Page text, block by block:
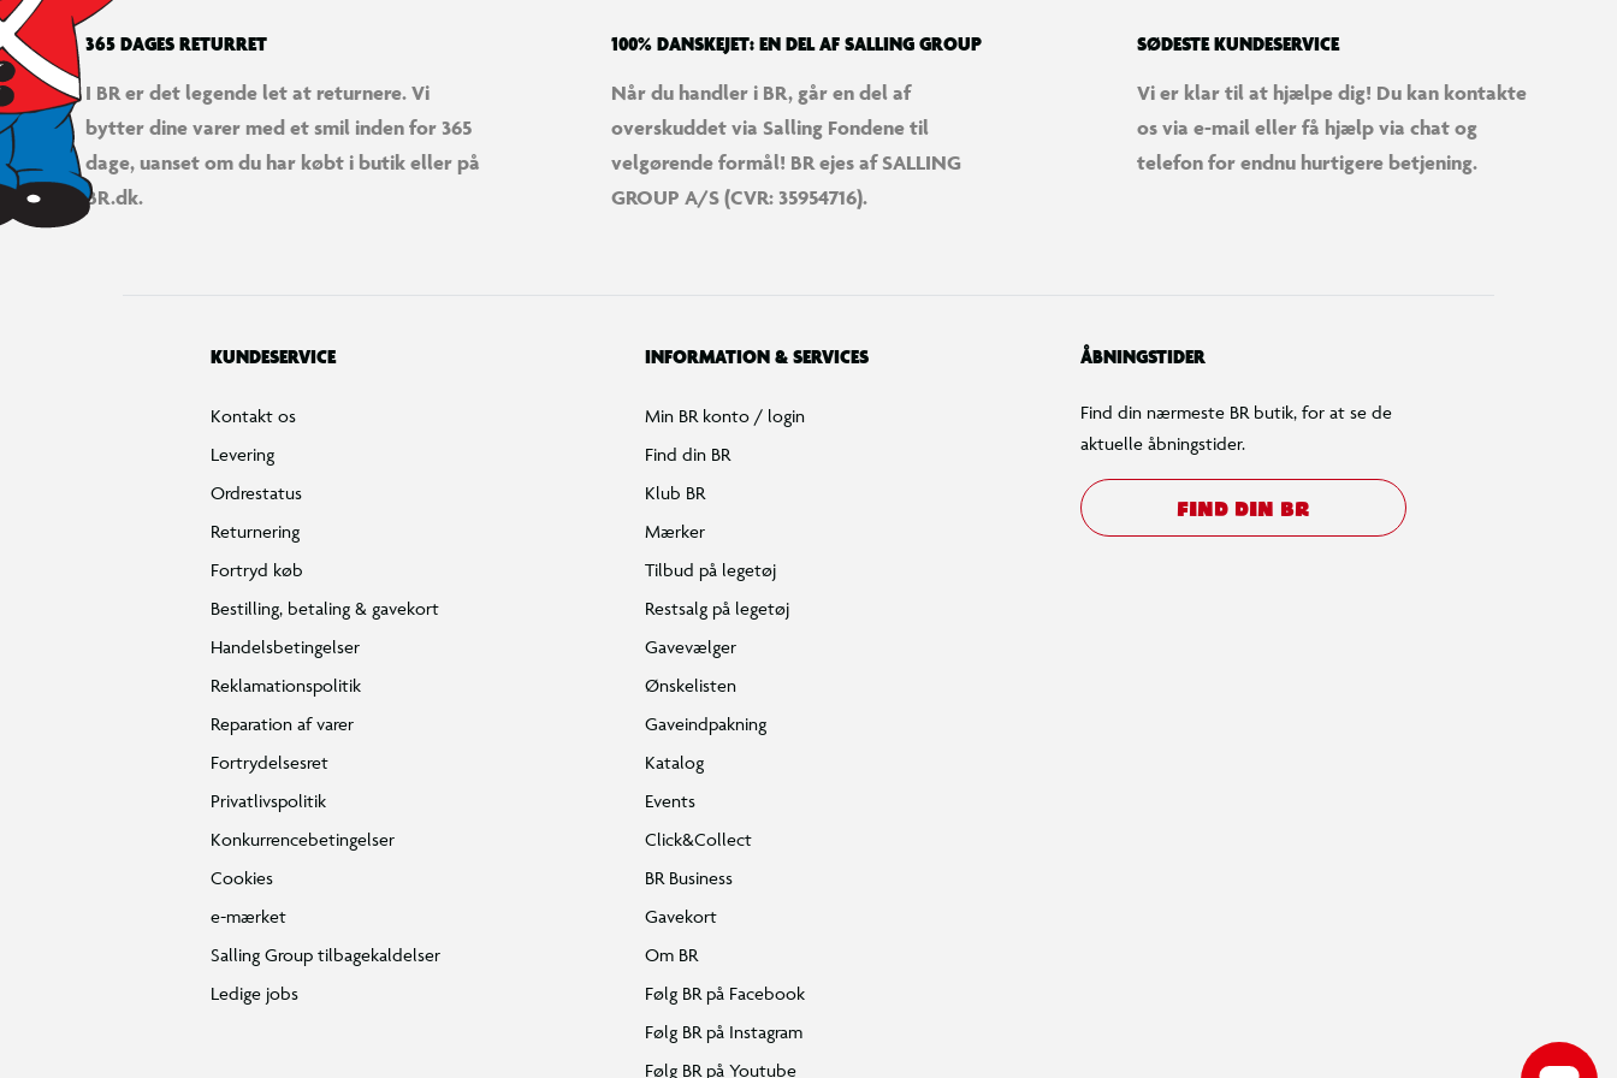
365 DAGES RETURRET
I BR er det legende let at returnere. Vi
bytter dine varer med et smil inden for 365
dage, uanset om du har købt i butik eller på
BR.dk.
100% DANSKEJET: EN DEL AF SALLING GROUP
Når du handler i BR, går en del af
overskuddet via Salling Fondene til
velgørende formål! BR ejes af SALLING
GROUP A/S (CVR: 35954716).
SØDESTE KUNDESERVICE
Vi er klar til at hjælpe dig! Du kan kontakte
os via e-mail eller få hjælp via chat og
telefon for endnu hurtigere betjening.
KUNDESERVICE
Kontakt os
Levering
Ordrestatus
Returnering
Fortryd køb
Bestilling, betaling & gavekort
Handelsbetingelser
Reklamationspolitik
Reparation af varer
Fortrydelsesret
Privatlivspolitik
Konkurrencebetingelser
Cookies
e-mærket
Salling Group tilbagekaldelser
Ledige jobs
INFORMATION & SERVICES
Min BR konto / login
Find din BR
Klub BR
Mærker
Tilbud på legetøj
Restsalg på legetøj
Gavevælger
Ønskelisten
Gaveindpakning
Katalog
Events
Click&Collect
BR Business
Gavekort
Om BR
Følg BR på Facebook
Følg BR på Instagram
Følg BR på Youtube
ÅBNINGSTIDER
Find din nærmeste BR butik, for at se de
aktuelle åbningstider.
FIND DIN BR